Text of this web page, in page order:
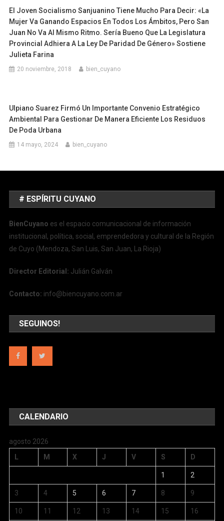
El Joven Socialismo Sanjuanino Tiene Mucho Para Decir: «La
Mujer Va Ganando Espacios En Todos Los Ámbitos, Pero San
Juan No Va Al Mismo Ritmo. Sería Bueno Que La Legislatura
Provincial Adhiera A La Ley De Paridad De Género» Sostiene
Julieta Farina
20 noviembre, 2018 bien_cuyano
Ulpiano Suarez Firmó Un Importante Convenio Estratégico
Ambiental Para Gestionar De Manera Eficiente Los Residuos
De Poda Urbana
14 mayo, 2024 bien_cuyano
# ESPÍRITU CUYANO
BienCuyano es el espacio comunicacional de información
institucional, política, social, emprendedora y cultural de la Región
de Cuyo (Mendoza, San Luis, San Juan, La Rioja)
Director Editorial: Julián Galván
Contacto: info@biencuyano.com.ar
SEGUINOS!
CALENDARIO
agosto 2026
L
M X J V S D
1 2
3 4 5 6 7 8 9
10 11 12 13 14 15 16